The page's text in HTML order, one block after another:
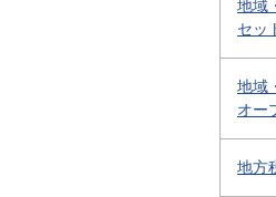
地域
セッ
地域
オー
地方